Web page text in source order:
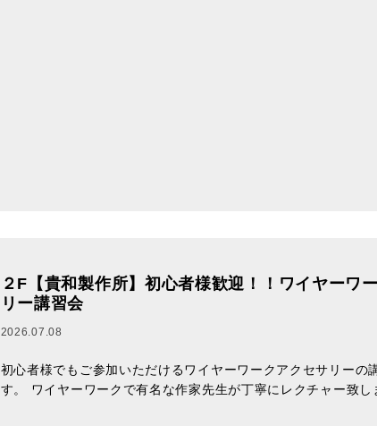
２F【貴和製作所】初心者様歓迎！！ワイヤーワ
リー講習会
2026.07.08
初心者様でもご参加いただけるワイヤーワークアクセサリーの
す。 ワイヤーワークで有名な作家先生が丁寧にレクチャー致